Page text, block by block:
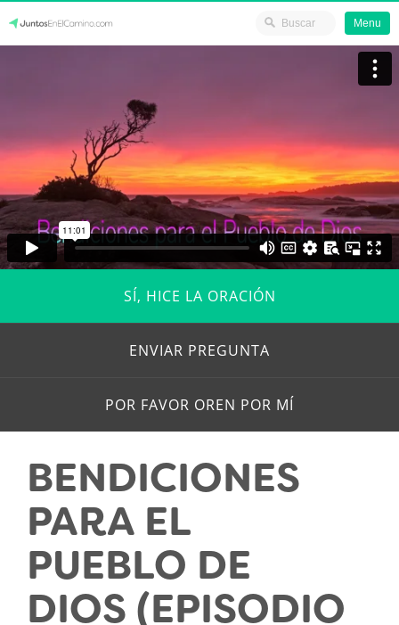
Menu
SÍ, HICE LA ORACIÓN
ENVIAR PREGUNTA
POR FAVOR OREN POR MÍ
BENDICIONES
PARA EL
PUEBLO DE
DIOS (EPISODIO